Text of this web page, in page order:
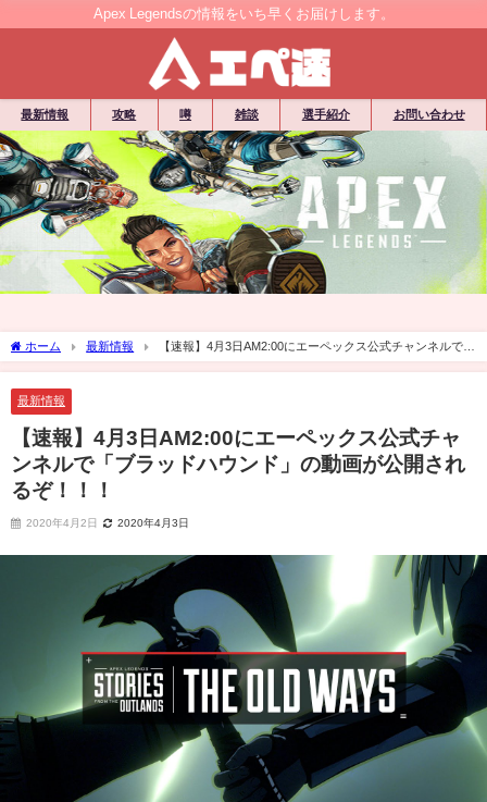
Apex Legendsの情報をいち早くお届けします。
最新情報 攻略 噂 雑談 選手紹介 お問い合わせ
ホーム 最新情報
【速報】4月3日AM2:00にエーペックス公式チャンネルで
「ブラッドハウンド」の動画が公開されるぞ！！！
最新情報
【速報】4月3日AM2:00にエーペックス公式チャ
ンネルで「ブラッドハウンド」の動画が公開され
るぞ！！！
2020年4月2日 2020年4月3日